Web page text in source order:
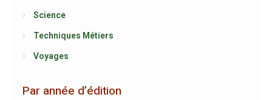
Science
Techniques Métiers
Voyages
Par année d’édition